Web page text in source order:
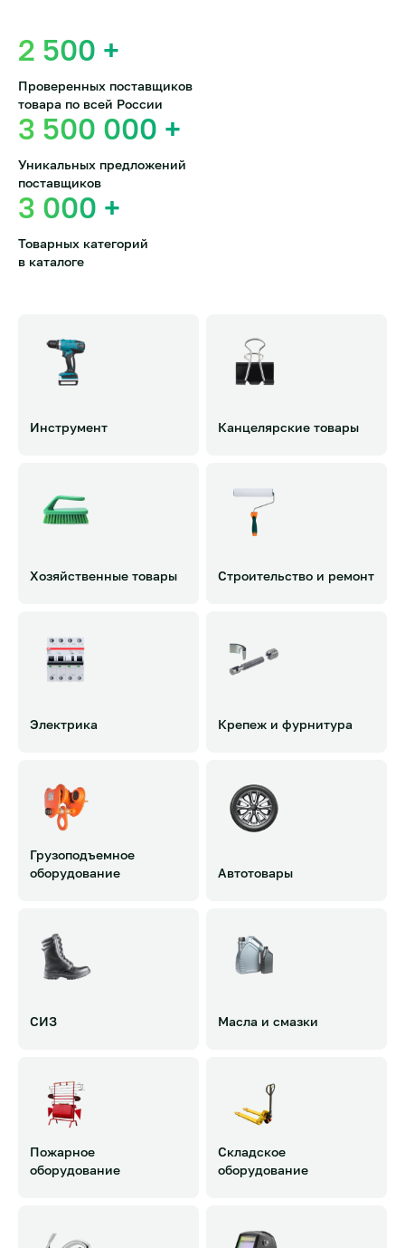
2 500 +
Проверенных поставщиков
товара по всей России
3 500 000 +
Уникальных предложений
поставщиков
3 000 +
Товарных категорий
в каталоге
Инструмент
Расходные материалы
+ 357 категории
Канцелярские товары
Офисные принадлежности
Печатная продукция
+ 46 категории
Хозяйственные товары
Гигиенические средства
+ 107 категории
Строительство и ремонт
Изоляционные материалы
Лакокрасочные материалы
+ 215 категории
Электрика
Системы безопасности
Источники питания
+ 70 категории
Крепеж и фурнитура
Специальный крепеж
+ 36 категории
Грузоподъемное
оборудование
Лебедки
+ 47 категории
Автотовары
Аксессуары
+ 143 категории
СИЗ
Рабочая обувь
+ 40 категории
Масла и смазки
Масло гидравлическое
+ 11 категории
Пожарное
оборудование
Пожарные рукава
Складское
оборудование
Упаковочное и фасовочное